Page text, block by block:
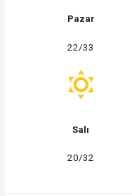
Pazar
22/33
Salı
20/32